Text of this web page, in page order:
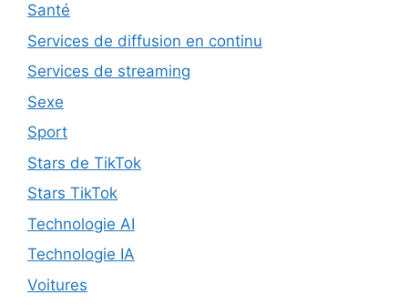
Santé
Services de diffusion en continu
Services de streaming
Sexe
Sport
Stars de TikTok
Stars TikTok
Technologie AI
Technologie IA
Voitures